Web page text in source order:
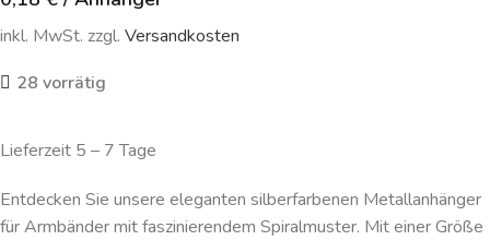
inkl. MwSt. zzgl. Versandkosten
28 vorrätig
Lieferzeit 5 – 7 Tage
Entdecken Sie unsere eleganten silberfarbenen Metallanhänger
für Armbänder mit faszinierendem Spiralmuster. Mit einer Größe